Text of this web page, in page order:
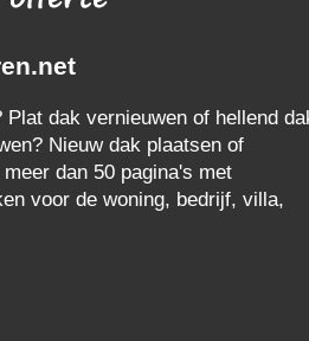
dak vernieuwen of hellend
Nieuw dak plaatsen of
dan 50 pagina's met
voor de woning, bedrijf, villa,